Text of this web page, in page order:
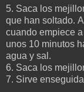
5. Saca los
que han soltado.
cuando empiece
unos 10 minutos
agua y sal.
6. Saca los
7. Sirve